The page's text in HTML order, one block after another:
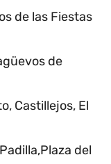
de las Fiestas
de
Castillejos, El
del